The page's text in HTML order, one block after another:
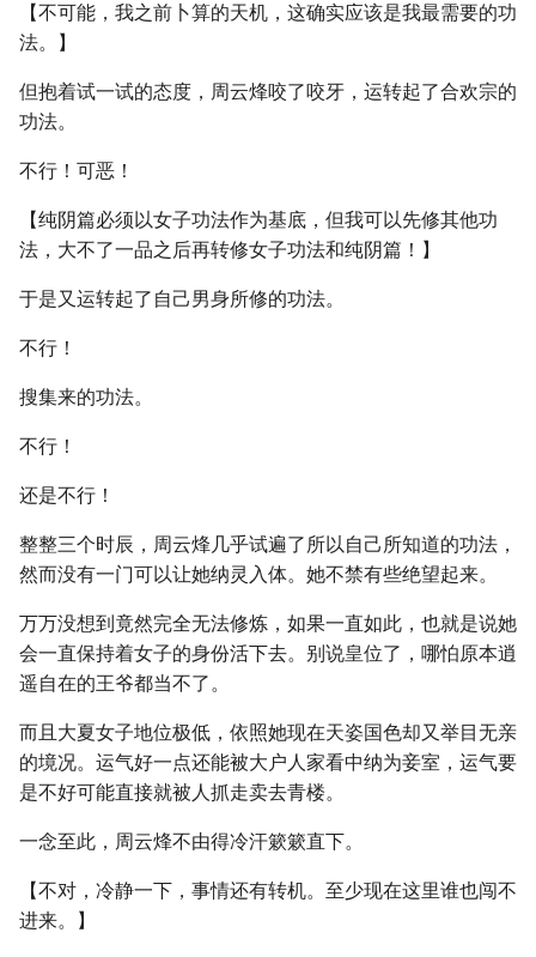
【不可能，我之前卜算的天机，这确实应该是我最需要的功
法。】
但抱着试一试的态度，周云烽咬了咬牙，运转起了合欢宗的
功法。
不行！可恶！
【纯阴篇必须以女子功法作为基底，但我可以先修其他功
法，大不了一品之后再转修女子功法和纯阴篇！】
于是又运转起了自己男身所修的功法。
不行！
搜集来的功法。
不行！
还是不行！
整整三个时辰，周云烽几乎试遍了所以自己所知道的功法，
然而没有一门可以让她纳灵入体。她不禁有些绝望起来。
万万没想到竟然完全无法修炼，如果一直如此，也就是说她
会一直保持着女子的身份活下去。别说皇位了，哪怕原本逍
遥自在的王爷都当不了。
而且大夏女子地位极低，依照她现在天姿国色却又举目无亲
的境况。运气好一点还能被大户人家看中纳为妾室，运气要
是不好可能直接就被人抓走卖去青楼。
一念至此，周云烽不由得冷汗簌簌直下。
【不对，冷静一下，事情还有转机。至少现在这里谁也闯不
进来。】